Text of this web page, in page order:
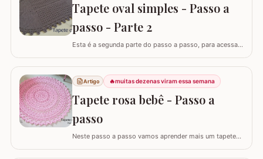
Tapete oval simples - Passo a
passo - Parte 2
Esta é a segunda parte do passo a passo, para acessar
simples - Parte 1 A lista de materiais é para fazer o
tapete completo. ATENÇÃO: Não autorizo PAP’s e
videoaulas, sujeito a processo por direitos autorais. Lei
nº 9.610. Você pode utilizar o…
Artigo 🔥muitas dezenas viram essa semana
Tapete rosa bebê - Passo a
passo
Neste passo a passo vamos aprender mais um tapete
croche.com.br - É o TAPETE ROSA BEBÊ,